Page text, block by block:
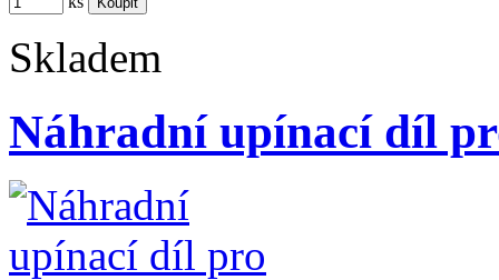
Skladem
Náhradní upínací díl